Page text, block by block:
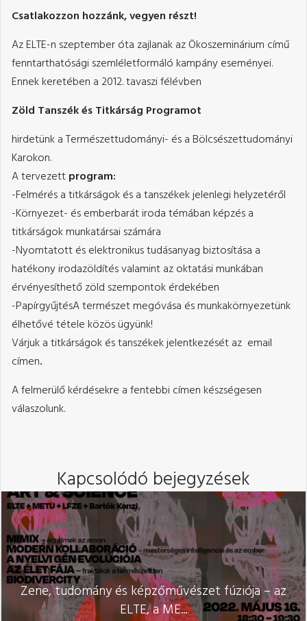
Csatlakozzon hozzánk, vegyen részt!
Az ELTE-n szeptember óta zajlanak az Ökoszeminárium című
fenntarthatósági szemléletformáló kampány eseményei.
Ennek keretében a 2012. tavaszi félévben
Zöld Tanszék és Titkárság Programot
hirdetünk a Természettudományi- és a Bölcsészettudományi
Karokon.
A tervezettprogram:
-Felmérés a titkárságok és a tanszékek jelenlegi helyzetéről
-Környezet- és emberbarát iroda témában képzés a
titkárságok munkatársai számára
-Nyomtatott és elektronikus tudásanyag biztosítása a
hatékony irodazöldítés valamint az oktatási munkában
érvényesíthető zöld szempontok érdekében
-PapírgyűjtésA természet megóvása és munkakörnyezetünk
élhetővé tétele közös ügyünk!
Várjuk a titkárságok és tanszékek jelentkezését az email
címen.
A felmerülő kérdésekre a fentebbi címen készségesen
válaszolunk.
Kapcsolódó bejegyzések
Zene, tudomány és képzőművészet fúziója – az
ELTE, a ME...